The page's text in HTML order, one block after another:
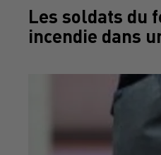
Les soldats du
incendie dans